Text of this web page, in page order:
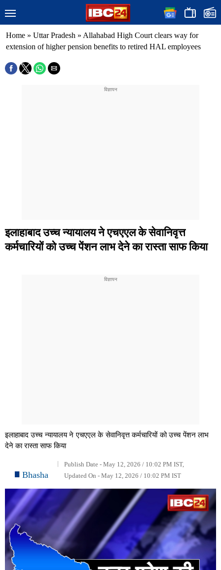
Home » Uttar Pradesh » Allahabad High Court clears way for
extension of higher pension benefits to retired HAL employees
इलाहाबाद उच्च न्यायालय ने एचएएल के सेवानिवृत्त
कर्मचारियों को उच्च पेंशन लाभ देने का रास्ता साफ किया
इलाहाबाद उच्च न्यायालय ने एचएएल के सेवानिवृत्त कर्मचारियों को उच्च पेंशन लाभ
देने का रास्ता साफ किया
Bhasha
Publish Date - May 12, 2026 / 10:02 PM IST,
Updated On - May 12, 2026 / 10:02 PM IST